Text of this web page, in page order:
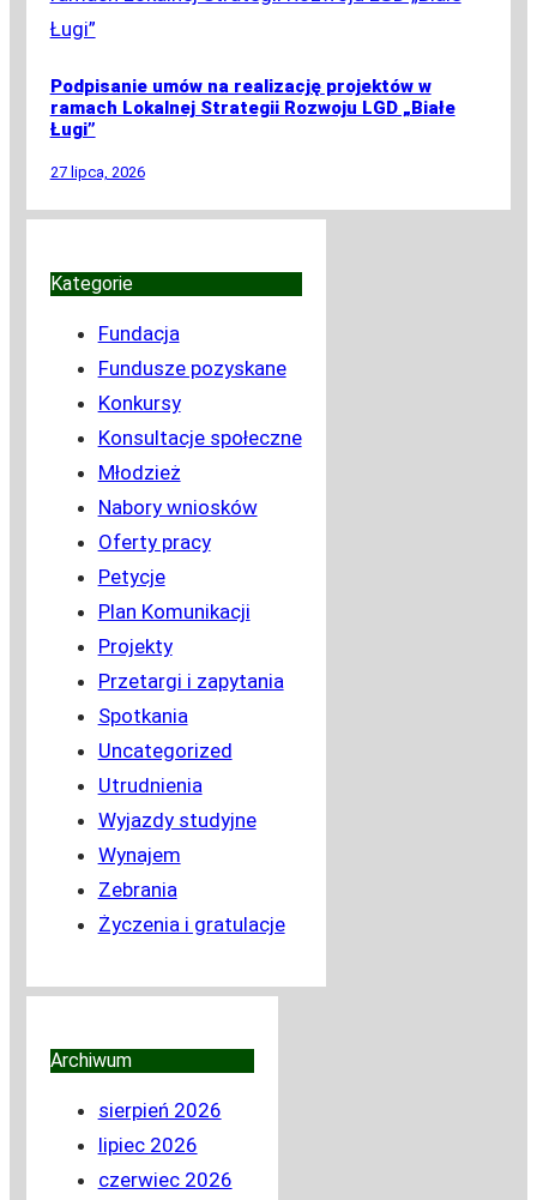
Podpisanie umów na realizację projektów w
ramach Lokalnej Strategii Rozwoju LGD „Białe
Ługi”
27 lipca, 2026
Kategorie
Fundacja
Fundusze pozyskane
Konkursy
Konsultacje społeczne
Młodzież
Nabory wniosków
Oferty pracy
Petycje
Plan Komunikacji
Projekty
Przetargi i zapytania
Spotkania
Uncategorized
Utrudnienia
Wyjazdy studyjne
Wynajem
Zebrania
Życzenia i gratulacje
Archiwum
sierpień 2026
lipiec 2026
czerwiec 2026